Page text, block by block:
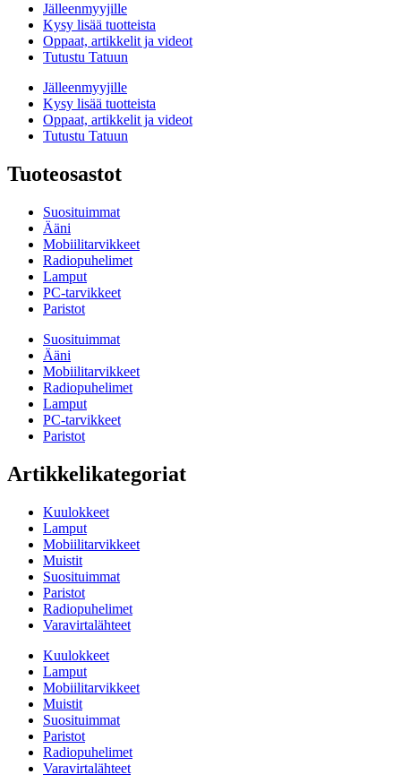
Jälleenmyyjille
Kysy lisää tuotteista
Oppaat, artikkelit ja videot
Tutustu Tatuun
Jälleenmyyjille
Kysy lisää tuotteista
Oppaat, artikkelit ja videot
Tutustu Tatuun
Tuoteosastot
Suosituimmat
Ääni
Mobiilitarvikkeet
Radiopuhelimet
Lamput
PC-tarvikkeet
Paristot
Suosituimmat
Ääni
Mobiilitarvikkeet
Radiopuhelimet
Lamput
PC-tarvikkeet
Paristot
Artikkelikategoriat
Kuulokkeet
Lamput
Mobiilitarvikkeet
Muistit
Suosituimmat
Paristot
Radiopuhelimet
Varavirtalähteet
Kuulokkeet
Lamput
Mobiilitarvikkeet
Muistit
Suosituimmat
Paristot
Radiopuhelimet
Varavirtalähteet